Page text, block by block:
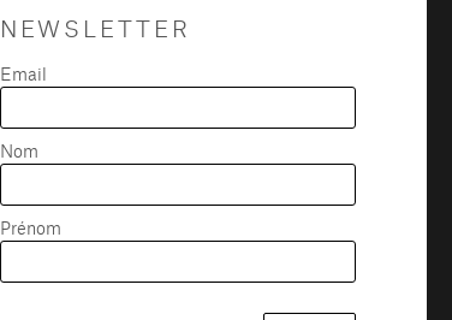
NEWSLETTER
Email
Nom
Prénom